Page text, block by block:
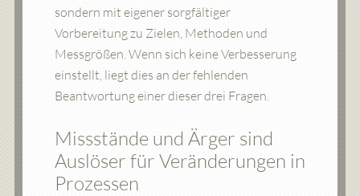
sondern mit eigener sorgfältiger
Vorbereitung zu Zielen, Methoden und
Messgrößen. Wenn sich keine Verbesserung
einstellt, liegt dies an der fehlenden
Beantwortung einer dieser drei Fragen.
Missstände und Ärger sind
Auslöser für Veränderungen in
Prozessen